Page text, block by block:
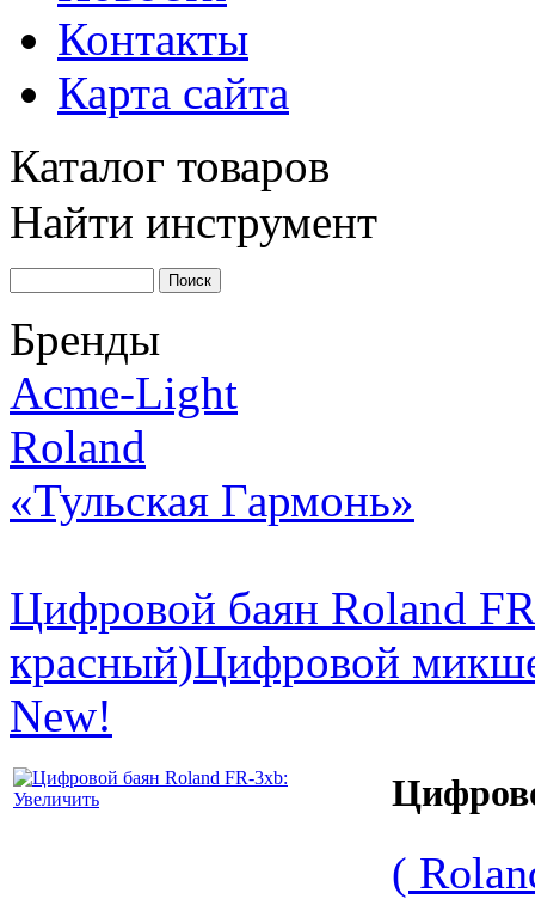
Контакты
Карта сайта
Каталог товаров
Найти инструмент
Бренды
Acme-Light
Roland
«Тульская Гармонь»
Цифровой баян Roland
красный)Цифровой
New!
Увеличить
(